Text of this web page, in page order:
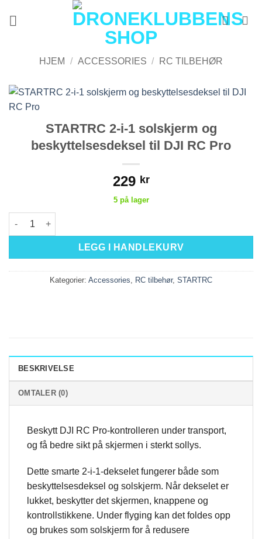
HJEM / ACCESSORIES / RC TILBEHØR
STARTRC 2-i-1 solskjerm og
beskyttelsesdeksel til DJI RC Pro
229 kr
5 på lager
STARTRC 2-i-1 solskjerm og beskyttelsesdeksel til DJI RC Pro
LEGG I HANDLEKURV
Kategorier: Accessories RC tilbehør, STARTRC
BESKRIVELSE
OMTALER (0)
Beskytt DJI RC Pro-kontrolleren under transport,
og få bedre sikt på skjermen i sterkt sollys.
Dette smarte 2-i-1-dekselet fungerer både som
beskyttelsesdeksel og solskjerm. Når dekselet er
lukket, beskytter det skjermen, knappene og
kontrollstikkene. Under flyging kan det foldes opp
og brukes som solskjerm for å redusere